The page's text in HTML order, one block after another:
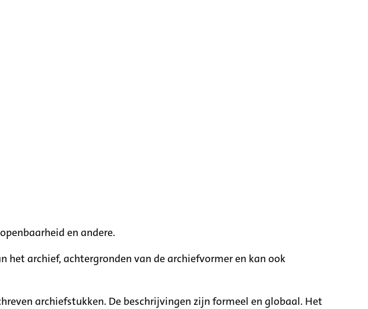
en andere.
archief, achtergronden van de archiefvormer en kan ook
archiefstukken. De beschrijvingen zijn formeel en globaal. Het